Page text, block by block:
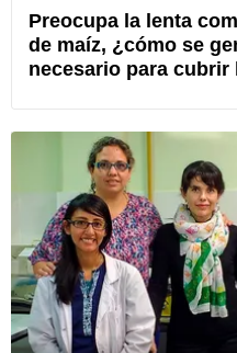
Preocupa la lenta
de maíz, ¿cómo se
necesario para cubrir